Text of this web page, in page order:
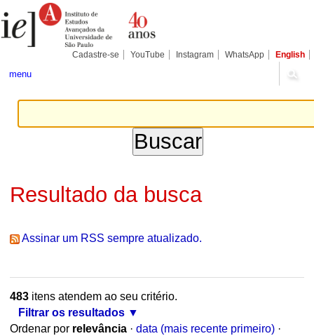
para
conteúdo.
Pessoais
Cadastre-se YouTube Instagram WhatsApp English
menu
Resultado da busca
Assinar um RSS sempre atualizado.
483itens atendem ao seu critério.
Filtrar os resultados
Ordenar por relevância · data (mais recente primeiro) ·